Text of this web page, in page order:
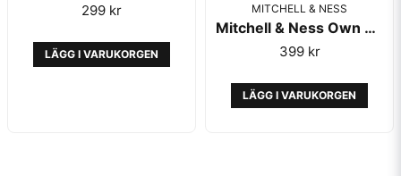
299 kr
LÄGG I VARUKORGEN
MITCHELL & NESS
Mitchell & Ness Own Brand Pinscript Black Gold Red Classic
399 kr
LÄGG I VARUKORGEN